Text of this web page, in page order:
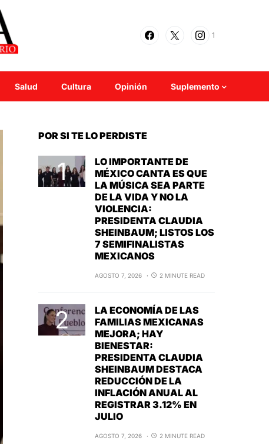
1
Salud Cultura Opinión Suplemento
POR SI TE LO PERDISTE
LO IMPORTANTE DE
MÉXICO CANTA ES QUE
LA MÚSICA SEA PARTE
DE LA VIDA Y NO LA
VIOLENCIA:
PRESIDENTA CLAUDIA
SHEINBAUM; LISTOS LOS
7 SEMIFINALISTAS
MEXICANOS
AGOSTO 7, 2026 2 MINUTE READ
LA ECONOMÍA DE LAS
FAMILIAS MEXICANAS
MEJORA; HAY
BIENESTAR:
PRESIDENTA CLAUDIA
SHEINBAUM DESTACA
REDUCCIÓN DE LA
INFLACIÓN ANUAL AL
REGISTRAR 3.12% EN
JULIO
AGOSTO 7, 2026 2 MINUTE READ